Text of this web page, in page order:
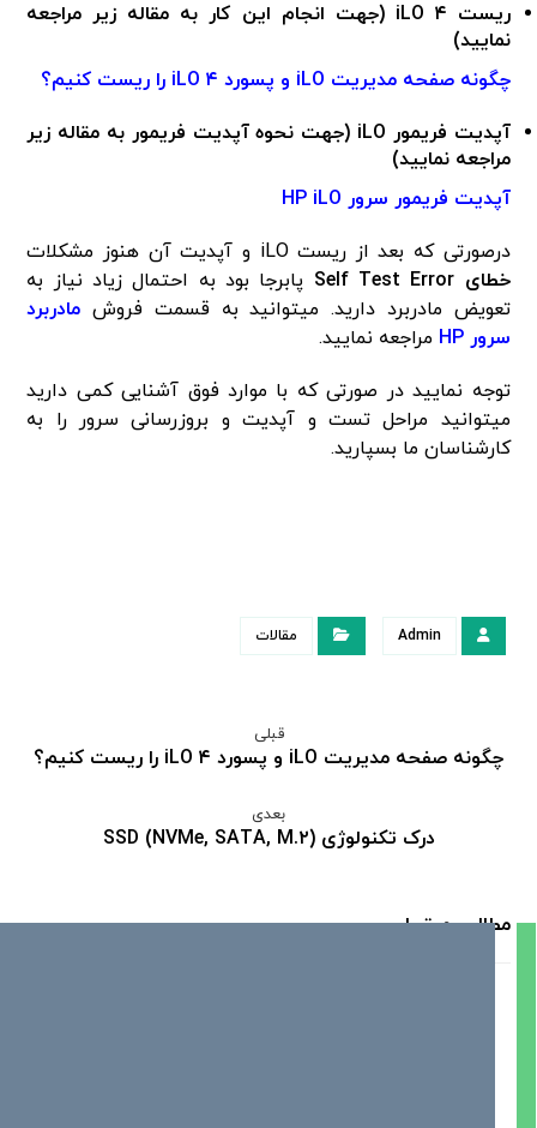
ریست iLO ۴ (جهت انجام این کار به مقاله زیر مراجعه
نمایید)
چگونه صفحه مدیریت iLO و پسورد iLO ۴ را ریست کنیم؟
آپدیت فریمور iLO (جهت نحوه آپدیت فریمور به مقاله زیر
مراجعه نمایید)
آپدیت فریمور سرور HP iLO
درصورتی که بعد از ریست iLO و آپدیت آن هنوز مشکلات
خطای Self Test Error
پابرجا بود به احتمال زیاد نیاز به
تعویض مادربرد دارید. میتوانید به قسمت فروش مادربرد
سرور HP
مراجعه نمایید.
توجه نمایید در صورتی که با موارد فوق آشنایی کمی دارید
میتوانید مراحل تست و آپدیت و بروزرسانی سرور را به
کارشناسان ما بسپارید.
Admin مقالات
قبلی
چگونه صفحه مدیریت iLO و پسورد iLO ۴ را ریست کنیم؟
بعدی
درک تکنولوژی SSD (NVMe, SATA, M.۲)
مطالب مرتبط ...